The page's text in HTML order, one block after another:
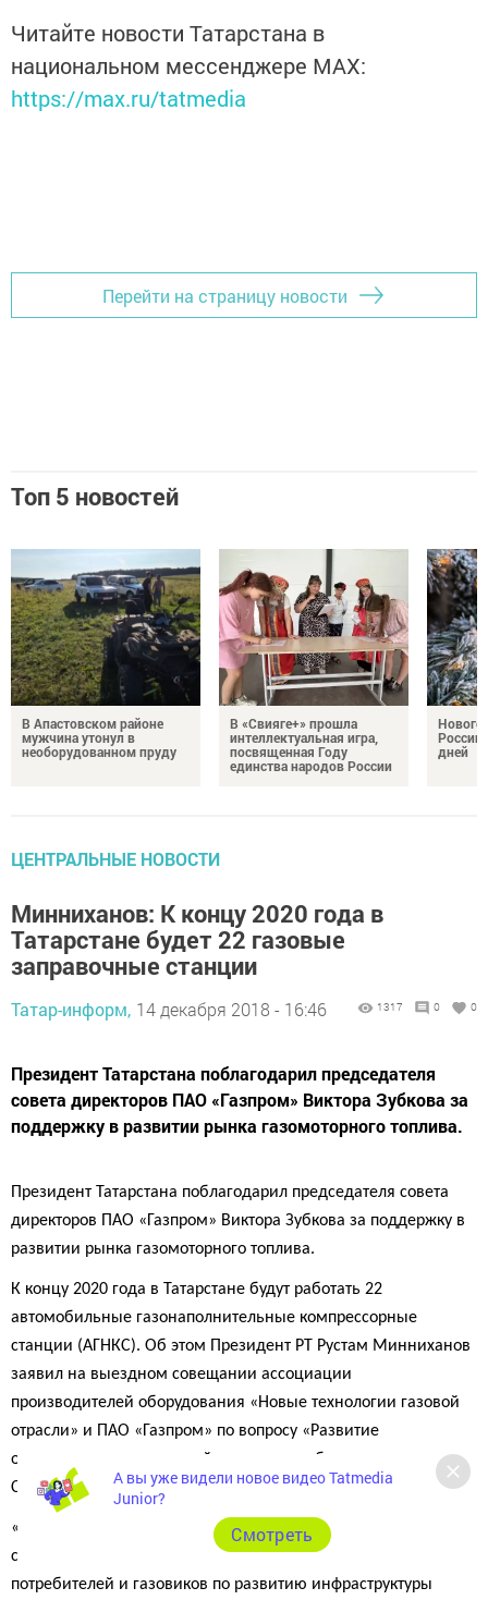
Читайте новости Татарстана в
национальном мессенджере MАХ:
https://max.ru/tatmedia
Перейти на страницу новости
Топ 5 новостей
В Апастовском районе
мужчина утонул в
необорудованном пруду
В «Свияге+» прошла
интеллектуальная игра,
посвященная Году
единства народов России
России
дней
ЦЕНТРАЛЬНЫЕ НОВОСТИ
Минниханов: К концу 2020 года в
Татарстане будет 22 газовые
заправочные станции
Татар-информ, 14 декабря 2018 - 16:46 1317 0 0
Президент Татарстана поблагодарил председателя
совета директоров ПАО «Газпром» Виктора Зубкова за
поддержку в развитии рынка газомоторного топлива.
Президент Татарстана поблагодарил председателя совета
директоров ПАО «Газпром» Виктора Зубкова за поддержку в
развитии рынка газомоторного топлива.
К концу 2020 года в Татарстане будут работать 22
автомобильные газонаполнительные компрессорные
станции (АГНКС). Об этом Президент РТ Рустам Минниханов
заявил на выездном совещании ассоциации
производителей оборудования «Новые технологии газовой
отрасли» и ПАО «Газпром» по вопросу «Развитие
отечественных технологий и создание оборудования для
СПГ-проектов».
«В республике с 2013 года ведется долгосрочная
скоординированная работа производителей автотехники,
потребителей и газовиков по развитию инфраструктуры
А вы уже видели новое видео Tatmedia
Junior?
Cмотреть